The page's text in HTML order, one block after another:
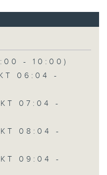
- 10:00)
06:04 -
07:04 -
08:04 -
09:04 -